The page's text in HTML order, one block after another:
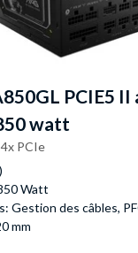
PCIE5
watt
PCIe
Watt
Gestion des câbles,
mm